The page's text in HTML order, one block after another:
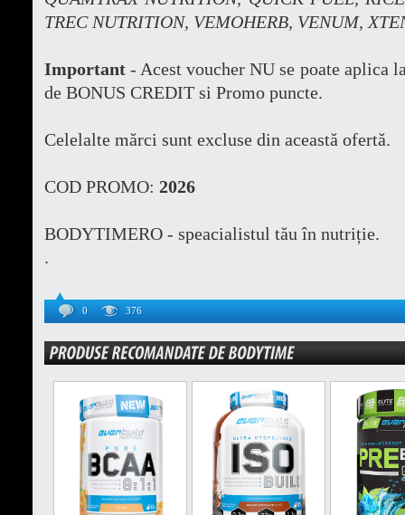
TREC NUTRITION, VEMOHERB, VENUM,
Important - Acest voucher NU se poate aplica
de BONUS CREDIT si Promo puncte.
Celelalte mărci sunt excluse din această ofertă.
COD PROMO: 2026
BODYTIMERO - speacialistul tău în nutriție.
.
0 376